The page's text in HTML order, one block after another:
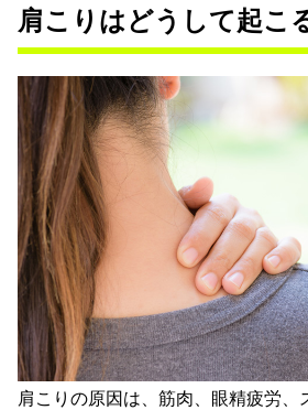
肩こりはどうして起こ
肩こりの原因は、筋肉、眼精疲労、